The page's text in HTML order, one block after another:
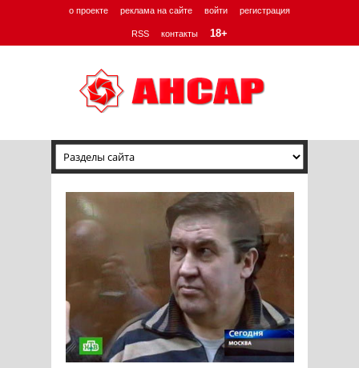
о проекте реклама на сайте войти регистрация
RSS контакты 18+